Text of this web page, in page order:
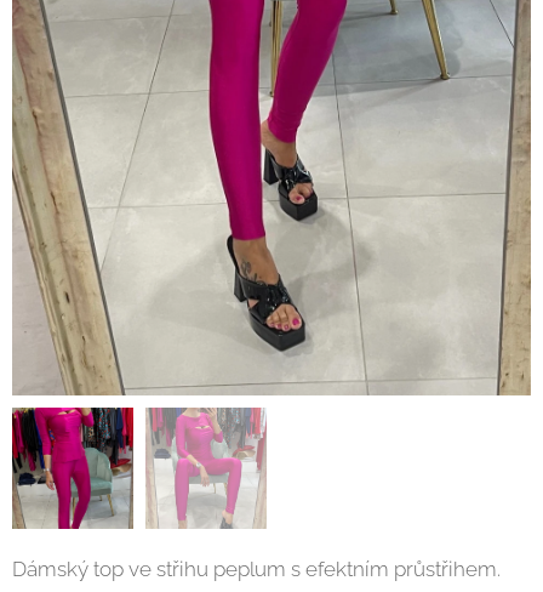
Dámský top ve střihu peplum s efektním průstřihem.